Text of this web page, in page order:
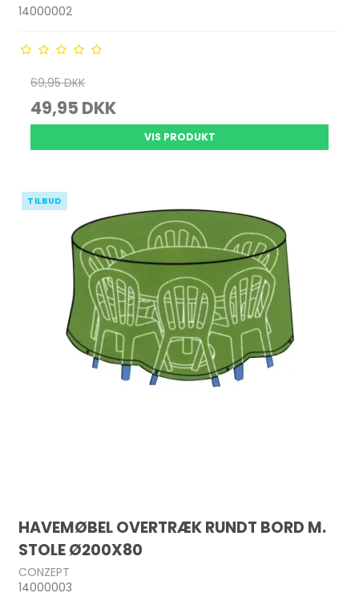
14000002
69,95 DKK
49,95 DKK
VIS PRODUKT
TILBUD
HAVEMØBEL OVERTRÆK RUNDT BORD M.
STOLE Ø200X80
CONZEPT
14000003